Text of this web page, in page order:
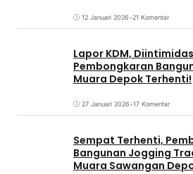
12 Januari 2026•21 Komentar
Lapor KDM,
Pembongkaran
Muara Depok Terhenti!
27 Januari 2026•17 Komentar
Sempat Terhenti,
Bangunan Jogging
Muara Sawangan